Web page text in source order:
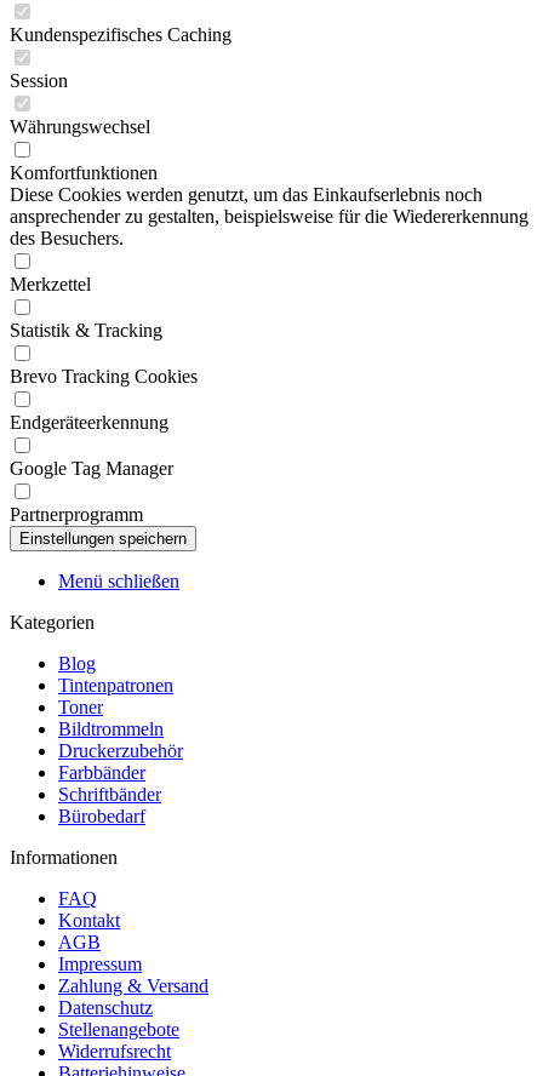
Kundenspezifisches Caching
Session
Währungswechsel
Komfortfunktionen
Diese Cookies werden genutzt, um das Einkaufserlebnis noch
ansprechender zu gestalten, beispielsweise für die Wiedererkennung
des Besuchers.
Merkzettel
Statistik & Tracking
Brevo Tracking Cookies
Endgeräteerkennung
Google Tag Manager
Partnerprogramm
Menü schließen
Kategorien
Blog
Tintenpatronen
Toner
Bildtrommeln
Druckerzubehör
Farbbänder
Schriftbänder
Bürobedarf
Informationen
FAQ
Kontakt
AGB
Impressum
Zahlung & Versand
Datenschutz
Stellenangebote
Widerrufsrecht